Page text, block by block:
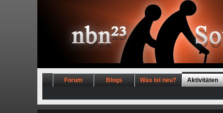
Forum Blogs Was ist neu? Aktivitäten